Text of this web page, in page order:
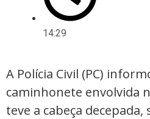
14:29
A Polícia Civil (PC)
caminhonete envolvida
teve a cabeça